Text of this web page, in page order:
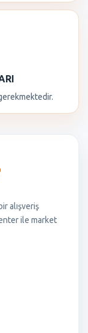
alışveriş
ile market